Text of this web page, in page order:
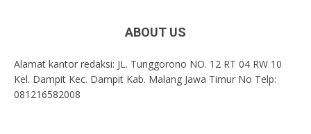
ABOUT US
Alamat kantor redaksi: JL. Tunggorono NO. 12 RT 04 RW 10
Kel. Dampit Kec. Dampit Kab. Malang Jawa Timur No Telp:
081216582008